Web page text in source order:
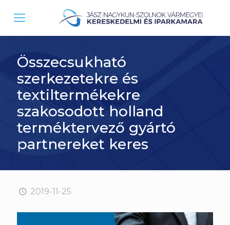
Összecsukható
szerkezetekre és
textiltermékekre
szakosodott holland
terméktervező gyártó
partnereket keres
2019-11-25